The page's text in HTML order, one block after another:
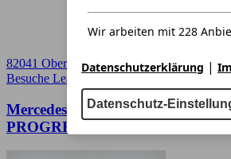
Wir arbeiten mit 228
Datenschutzerklärung |
Datenschutz-
82041 Oberhaching
Besuche Leasingmarkt
Mercedes-Benz B 220 d